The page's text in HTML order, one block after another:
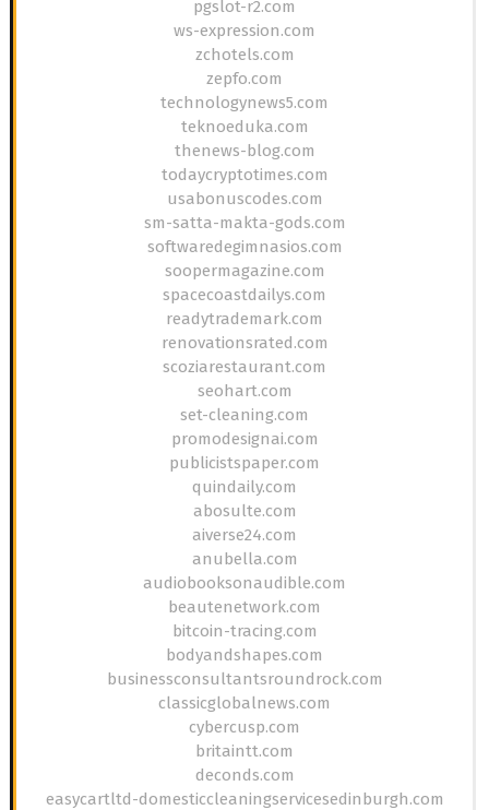
pgslot-r2.com
ws-expression.com
zchotels.com
zepfo.com
technologynews5.com
teknoeduka.com
thenews-blog.com
todaycryptotimes.com
usabonuscodes.com
sm-satta-makta-gods.com
softwaredegimnasios.com
soopermagazine.com
spacecoastdailys.com
readytrademark.com
renovationsrated.com
scoziarestaurant.com
seohart.com
set-cleaning.com
promodesignai.com
publicistspaper.com
quindaily.com
abosulte.com
aiverse24.com
anubella.com
audiobooksonaudible.com
beautenetwork.com
bitcoin-tracing.com
bodyandshapes.com
businessconsultantsroundrock.com
classicglobalnews.com
cybercusp.com
britaintt.com
deconds.com
easycartltd-domesticcleaningservicesedinburgh.com